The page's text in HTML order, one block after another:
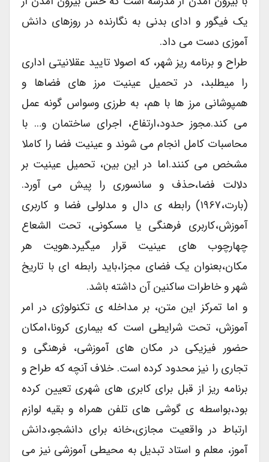
یک فیگور و ادای بدنی به نگارنده در روزهای دانش
آموزی دست می داد.
طراح و برنامه ریز شهر، که اصولا تایید عقلانیتی اداری
را میطلبد، در تحمیل عینیت مرز های فضاها و
همپوشانی مرز ها با هم، به طرزی وسواس گونه عمل
می کند.مجوز حدود،ارتفاع، اجرای ساختمان و… با
محاسبات کامل انجام می شوند و عینیت فضا را کاملا
مشخص می کنند.اما در این بین، تحمیل عینیت بر
دلالت فضا،حذف و سانسوری را پیش می آورد.
(بارت،۱۹۶۷) رابطه ی دال و مدلولی فضا و کاربری
آموزش،کاربری فرهنگی یا مسکونی، تحت الشعاع
چهارچوب های عینیت قرار میگیرد.هویت هر
مکان،بعنوان یک فضای مجزا،باید رابطه ای با تاریخ
شهر و خاطرات ساکنین آن داشته باشد.
و اما تمرکز این متن، بر مداخله ی تکنولوژی در امر
آموزش، تحت شرایطی است که بیماری کرونا،امکان
حضور فیزیکی در مکان های آموزشی، فرهنگی و
تجاری را نیز محدود کرده است. خلاف آنچه که طراح و
برنامه ریز از قبل برای کابری های شهری تعیین کرده
بود،بواسطه ی گوشی های تلفن همراه و بقیه لوازم
ارتباط در واقعیت مجازی،خانه برای دانشجو،دانش
آموز، معلم و استاد تبدیل به محیطی آموزشی نیز می